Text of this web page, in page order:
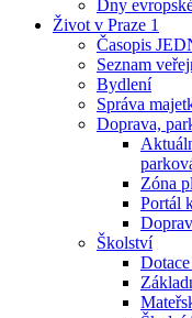
Dny
Život v Praze 1
Časopis
Seznam
Bydlení
Správa
Doprava,
Zóna
Portál
Školství